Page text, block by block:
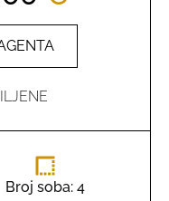
Broj soba: 4